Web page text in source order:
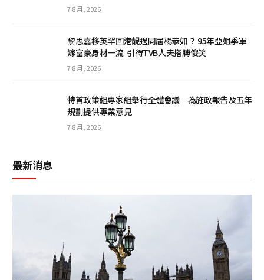
7 8 月, 2026
黎思嘉移英罕回港靚過同屆楊恭如？ 95年亞姐季軍
嫁富豪身材一流 引得TVB人夫搭膊傻笑
7 8 月, 2026
特首政策組專家組舉行全體會議 為施政報告及五年
規劃提供專業意見
7 8 月, 2026
最新消息